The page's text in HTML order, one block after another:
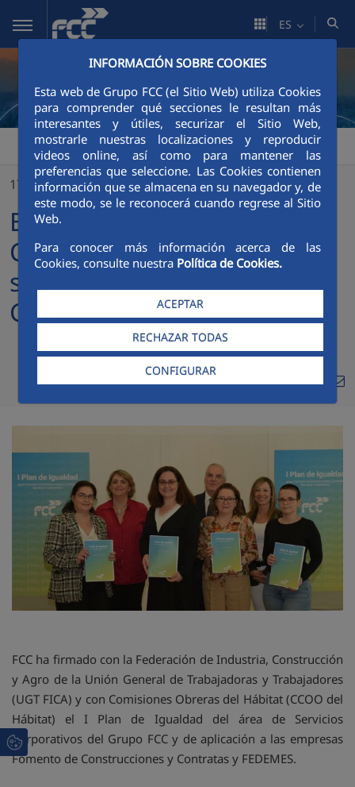
Saltar al contenido principal
INFORMACIÓN SOBRE COOKIES
Esta web de Grupo FCC (el Sitio Web) utiliza Cookies
para comprender qué secciones le resultan más
interesantes y útiles, securizar el Sitio Web,
mostrarle nuestras localizaciones y reproducir
videos online, así como para mantener las
preferencias que seleccione. Las Cookies contienen
información que se almacena en su navegador y, de
este modo, se le reconocerá cuando regrese al Sitio
Web.
Para conocer más información acerca de las
Cookies, consulte nuestra Política de Cookies.
ACEPTAR
RECHAZAR TODAS
CONFIGURAR
ES
> El área de Servicios Corporativos de FCC firma su I Plan de Igualdad de Grupo
17/03/2023
El área de Servicios
Corporativos de FCC firma
su I Plan de Igualdad de
Grupo
Compartir en
Compartir en
Compartir
FCC ha firmado con la Federación de Industria, Construcción
y Agro de la Unión General de Trabajadoras y Trabajadores
(UGT FICA) y con Comisiones Obreras del Hábitat (CCOO del
Hábitat) el I Plan de Igualdad del área de Servicios
Corporativos del Grupo FCC y de aplicación a las empresas
Fomento de Construcciones y Contratas y FEDEMES.